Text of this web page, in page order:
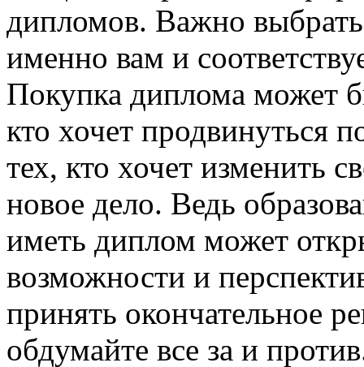
дипломов. Важно
именно вам и
Покупка диплома может
кто хочет продвинуться
тех, кто хочет изменить
новое дело. Ведь
иметь диплом может
возможности и
принять окончательное
обдумайте все за и